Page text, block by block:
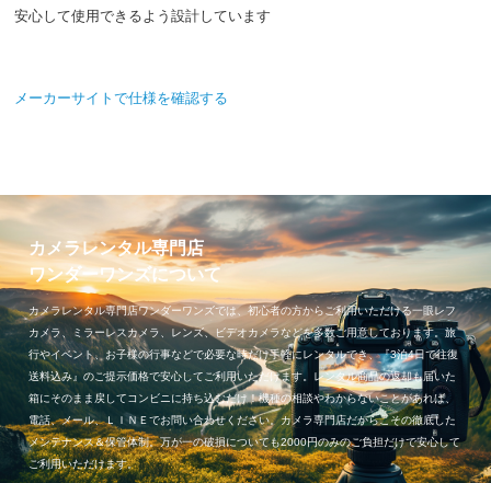
安心して使用できるよう設計しています
メーカーサイトで仕様を確認する
カメラレンタル専門店
ワンダーワンズについて
カメラレンタル専門店ワンダーワンズでは、初心者の方からご利用いただける一眼レフ
カメラ、ミラーレスカメラ、レンズ、ビデオカメラなどを多数ご用意しております。旅
行やイベント、お子様の行事などで必要な時だけ手軽にレンタルでき、『3泊4日で往復
送料込み』のご提示価格で安心してご利用いただけます。レンタル商品の返却も届いた
箱にそのまま戻してコンビニに持ち込むだけ！機種の相談やわからないことがあれば、
電話、メール、ＬＩＮＥでお問い合わせください。カメラ専門店だからこその徹底した
メンテナンス＆保管体制。万が一の破損についても2000円のみのご負担だけで安心して
ご利用いただけます。